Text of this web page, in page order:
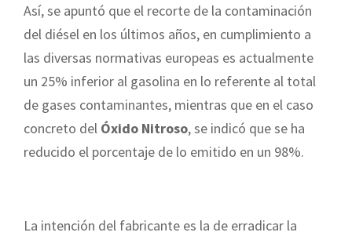
Así, se apuntó que el recorte de la contaminación
del diésel en los últimos años, en cumplimiento a
las diversas normativas europeas es actualmente
un 25% inferior al gasolina en lo referente al total
de gases contaminantes, mientras que en el caso
concreto del Óxido Nitroso, se indicó que se ha
reducido el porcentaje de lo emitido en un 98%.
La intención del fabricante es la de erradicar la